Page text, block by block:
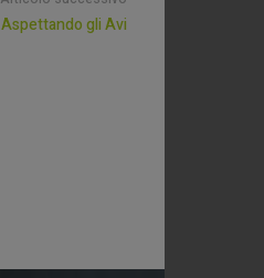
Aspettando gli Avi